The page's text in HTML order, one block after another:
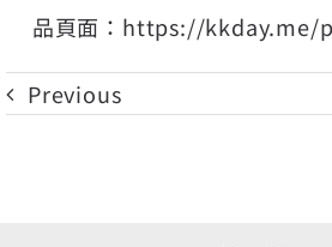
品頁面： https://kkday.me/
Previous